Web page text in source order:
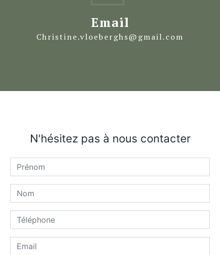
Email
christine.vloeberghs@gmail.com
N'hésitez pas à nous contacter